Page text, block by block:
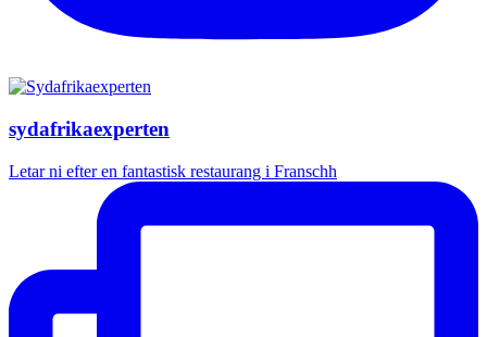
sydafrikaexperten
Letar ni efter en fantastisk restaurang i Franschh